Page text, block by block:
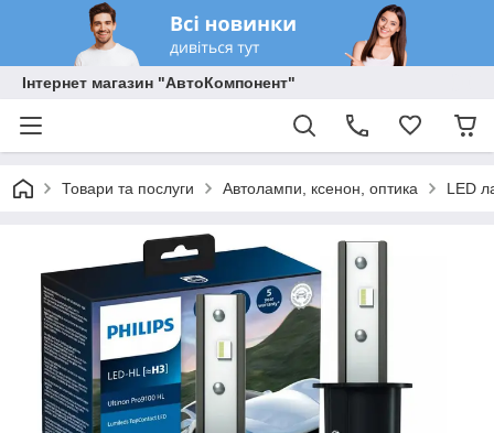
Інтернет магазин "АвтоКомпонент"
Товари та послуги Автолампи, ксенон, оптика LED